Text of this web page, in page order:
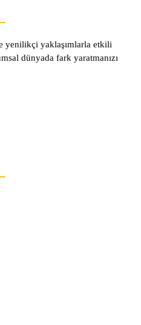
yenilikçi yaklaşımlarla etkili
dünyada fark yaratmanızı